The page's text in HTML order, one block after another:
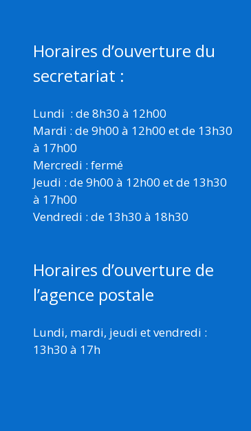
Horaires d’ouverture du
secretariat :
Lundi : de 8h30 à 12h00
Mardi : de 9h00 à 12h00 et de 13h30
à 17h00
Mercredi : fermé
Jeudi : de 9h00 à 12h00 et de 13h30
à 17h00
Vendredi : de 13h30 à 18h30
Horaires d’ouverture de
l’agence postale
Lundi, mardi, jeudi et vendredi :
13h30 à 17h